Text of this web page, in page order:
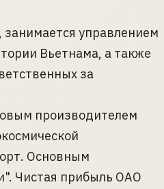
занимается управлением
Вьетнама, а также
за
производителем
Основным
Чистая прибыль ОАО